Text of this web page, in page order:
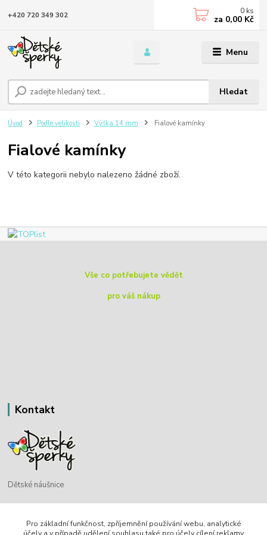
Menu
Hledat
+420 720 349 302 0 ks
za 0,00 Kč
Úvod Podle velikosti Výška 14 mm Fialové kamínky
Fialové kamínky
V této kategorii nebylo nalezeno žádné zboží.
Vše co potřebujete vědět
pro váš nákup
Kontakt
Dětské náušnice
Bohdan Blažek
+420 720 349 302
Pro základní funkčnost, zpříjemnění používání webu, analytické